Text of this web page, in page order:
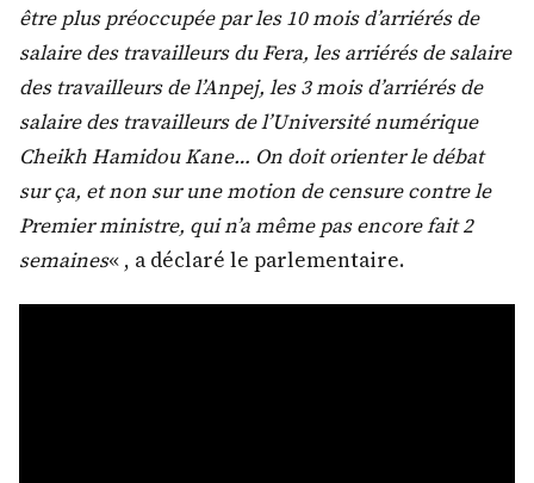
être plus préoccupée par les 10 mois d’arriérés de
salaire des travailleurs du Fera, les arriérés de salaire
des travailleurs de l’Anpej, les 3 mois d’arriérés de
salaire des travailleurs de l’Université numérique
Cheikh Hamidou Kane… On doit orienter le débat
sur ça, et non sur une motion de censure contre le
Premier ministre, qui n’a même pas encore fait 2
semaines« , a déclaré le parlementaire.